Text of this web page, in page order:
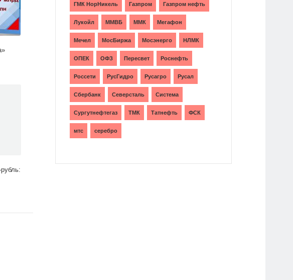
ГМК НорНикель Газпром Газпром нефть
Лукойл ММВБ ММК Мегафон
Мечел МосБиржа Мосэнерго НЛМК
ОПЕК ОФЗ Пересвет Роснефть
Россети РусГидро Русагро Русал
Сбербанк Северсталь Система
Сургутнефтегаз ТМК Татнефть ФСК
мтс серебро